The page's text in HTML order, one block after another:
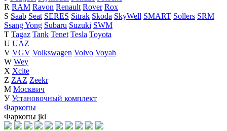
R RAM Ravon Renault Rover Rox
S Saab Seat SERES Sitrak Skoda SkyWell SMART Sollers SRM
Ssang Yong Subaru Suzuki SWM
T Tagaz Tank Tenet Tesla Toyota
U UAZ
V VGV Volkswagen Volvo Voyah
W Wey
X Xcite
Z ZAZ Zeekr
М Москвич
У Установочный комплект
Фаркопы
Фаркопы jkl